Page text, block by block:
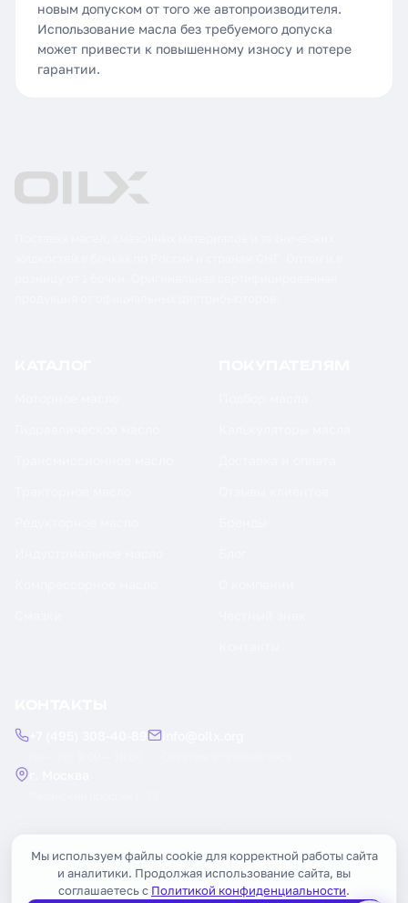
новым допуском от того же автопроизводителя.
Использование масла без требуемого допуска
может привести к повышенному износу и потере
гарантии.
Мы используем файлы cookie для корректной работы сайта
и аналитики. Продолжая использование сайта, вы
соглашаетесь с Политикой конфиденциальности.